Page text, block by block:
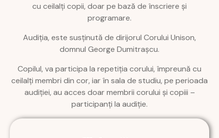
cu ceilalți copii, doar pe bază de înscriere și
programare.
Audiția, este susținută de dirijorul Corului Unison,
domnul George Dumitrașcu.
Copilul, va participa la repetiția corului, împreună cu
ceilalți membri din cor, iar în sala de studiu, pe perioada
audiției, au acces doar membrii corului și copiii –
participanți la audiție.